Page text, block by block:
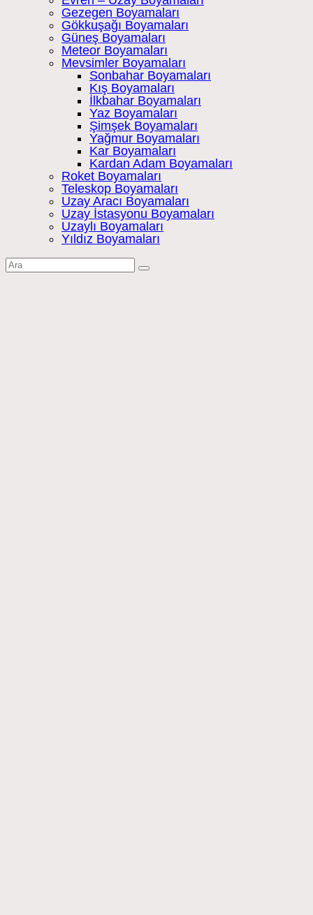
Gezegen Boyamaları
Gökkuşağı Boyamaları
Güneş Boyamaları
Meteor Boyamaları
Mevsimler Boyamaları
Sonbahar Boyamaları
Kış Boyamaları
İlkbahar Boyamaları
Yaz Boyamaları
Şimşek Boyamaları
Yağmur Boyamaları
Kar Boyamaları
Kardan Adam Boyamaları
Roket Boyamaları
Teleskop Boyamaları
Uzay Aracı Boyamaları
Uzay İstasyonu Boyamaları
Uzaylı Boyamaları
Yıldız Boyamaları